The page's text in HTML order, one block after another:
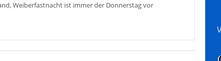
Weiberfastnacht ist immer der Donnerstag vor